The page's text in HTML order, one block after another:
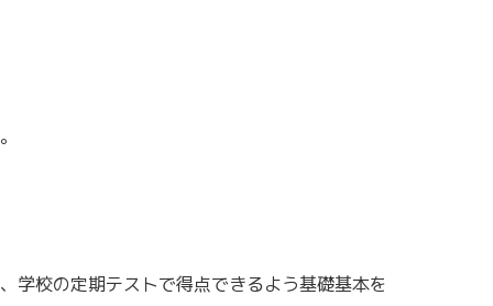
学校の定期テストで得点できるよう基礎基本を